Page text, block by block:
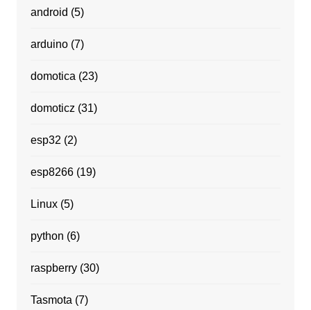
android (5)
arduino(7)
domotica (23)
domoticz (31)
esp32 (2)
esp8266(19)
Linux(5)
python (6)
raspberry(30)
Tasmota (7)